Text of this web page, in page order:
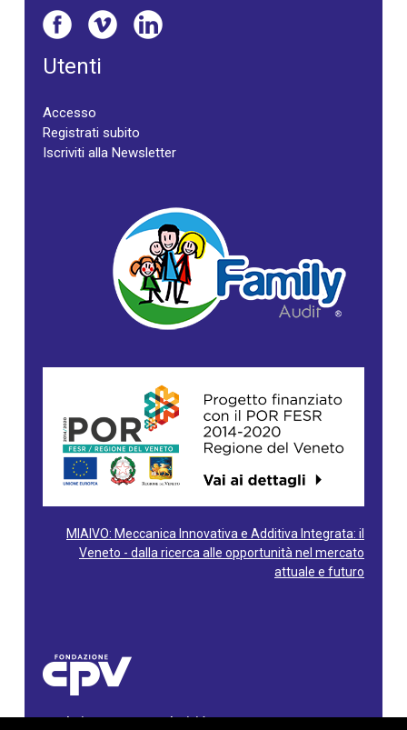
Utenti
Accesso
Registrati subito
Iscriviti alla Newsletter
MIAIVO: Meccanica Innovativa e Additiva Integrata: il
Veneto - dalla ricerca alle opportunità nel mercato
attuale e futuro
Fondazione Centro Produttività Veneto